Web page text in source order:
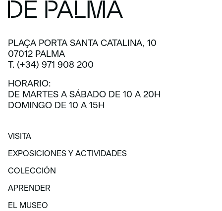
PLAÇA PORTA SANTA CATALINA, 10
07012 PALMA
T. (+34) 971 908 200
HORARIO:
DE MARTES A SÁBADO DE 10 A 20H
DOMINGO DE 10 A 15H
VISITA
VISITA
EXPOSICIONES Y ACTIVIDADES
EXPOSICIONES Y ACTIVIDADES
COLECCIÓN
COLECCIÓN
APRENDER
APRENDER
EL MUSEO